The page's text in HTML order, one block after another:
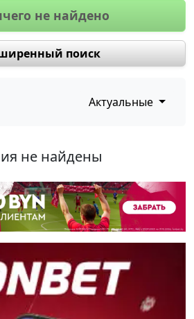
не найдено
поиск
Актуальные
не найдены